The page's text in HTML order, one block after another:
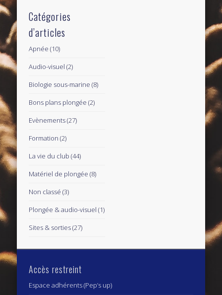
Catégories
d’articles
Apnée (10)
Audio-visuel (2)
Biologie sous-marine (8)
Bons plans plongée (2)
Evènements(27)
Formation (2)
La vie du club (44)
Matériel de plongée (8)
Non classé (3)
Plongée & audio-visuel (1)
Sites & sorties(27)
Accès restreint
Espace adhérents (Pep’s up)